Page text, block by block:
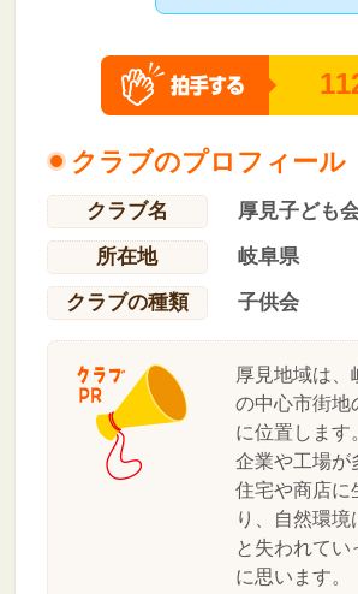
クラブのプロフィール
クラブ名
厚見子ども
所在地
岐阜県
クラブの種類
子供会
厚見地域は、
の中心市街地
に位置します
企業や工場が
住宅や商店に
り、自然環境
と失われてい
に思います。